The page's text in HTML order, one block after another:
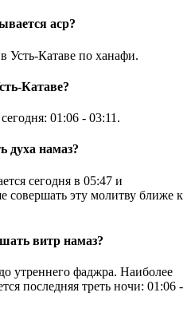
аср?
Усть-Катаве по ханафи.
Катаве?
01:06 - 03:11 .
духа намаз?
сегодня в 05:47 и
совершать эту молитву ближе к
витр намаз?
утреннего фаджра. Наиболее
последняя треть ночи: 01:06 -